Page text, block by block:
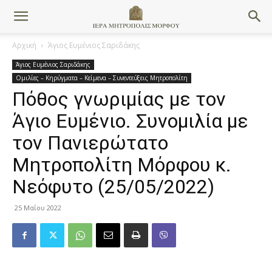
Αρχική Άγιος Ευμένιος Σαριδάκης
Άγιος Ευμένιος Σαριδάκης
Ομιλίες – Κηρύγματα – Κείμενα – Συνεντεύξεις Μητροπολίτη
Πόθος γνωριμίας με τον
Άγιο Ευμένιο. Συνομιλία με
τον Πανιερώτατο
Μητροπολίτη Μόρφου κ.
Νεόφυτο (25/05/2022)
25 Μαΐου 2022